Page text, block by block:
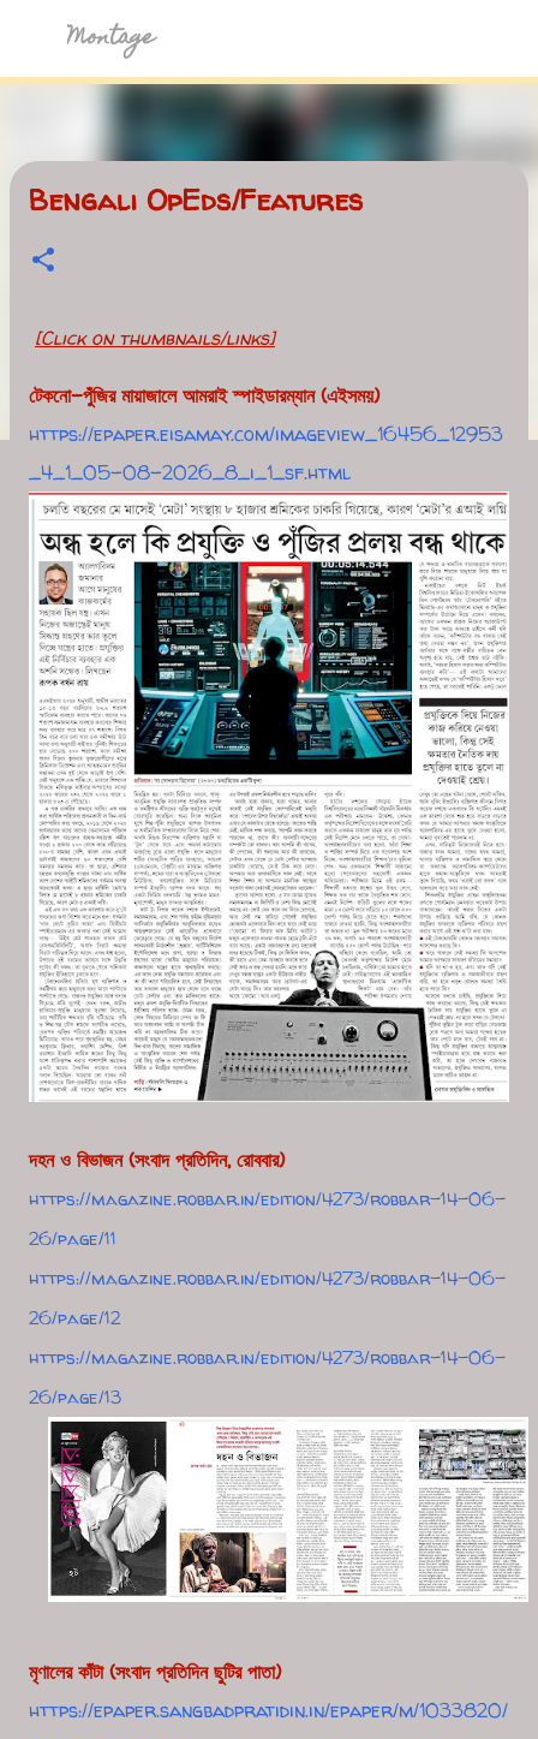
Skip to main content
Montage
Bengali OpEds/Features
[Click on thumbnails/links]
টেকনো-পুঁজির মায়াজালে আমরাই স্পাইডারম্যান (এইসময়)
https://epaper.eisamay.com/imageview_16456_12953
_4_1_05-08-2026_8_i_1_sf.html
দহন ও বিভাজন (সংবাদ প্রতিদিন, রোববার)
https://magazine.robbar.in/edition/4273/robbar-14-06-
26/page/11
https://magazine.robbar.in/edition/4273/robbar-14-06-
26/page/12
https://magazine.robbar.in/edition/4273/robbar-14-06-
26/page/13
মৃণালের কাঁটা (সংবাদ প্রতিদিন ছুটির পাতা)
https://epaper.sangbadpratidin.in/epaper/m/1033820/